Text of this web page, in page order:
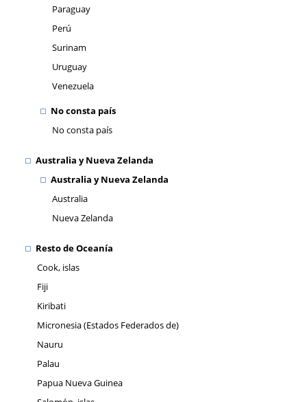
Paraguay
Perú
Surinam
Uruguay
Venezuela
No consta país
No consta país
Australia y Nueva Zelanda
Australia y Nueva Zelanda
Australia
Nueva Zelanda
Resto de Oceanía
Cook, islas
Fiji
Kiribati
Micronesia (Estados Federados de)
Nauru
Palau
Papua Nueva Guinea